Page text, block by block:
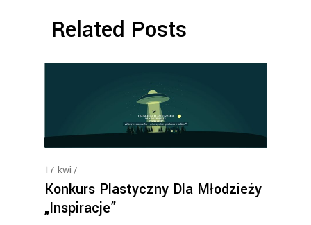
Related Posts
17 kwi
Konkurs Plastyczny Dla Młodzieży
„Inspiracje”